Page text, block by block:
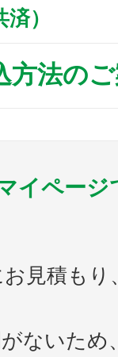
）
方法の
イペー
見積も
ないた